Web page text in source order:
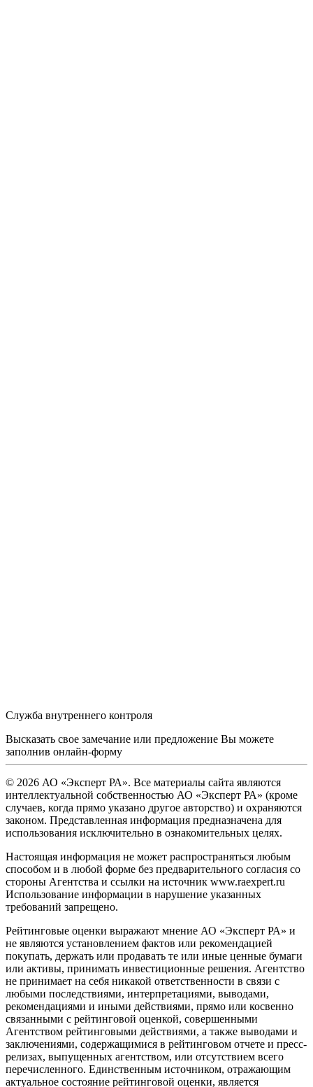
Служба внутреннего контроля
Высказать свое замечание или предложение Вы можете
заполнив онлайн-форму
© 2026 АО «Эксперт РА». Все материалы сайта являются
интеллектуальной собственностью АО «Эксперт РА» (кроме
случаев, когда прямо указано другое авторство) и охраняются
законом. Представленная информация предназначена для
использования исключительно в ознакомительных целях.
Настоящая информация не может распространяться любым
способом и в любой форме без предварительного согласия со
стороны Агентства и ссылки на источник www.raexpert.ru
Использование информации в нарушение указанных
требований запрещено.
Рейтинговые оценки выражают мнение АО «Эксперт РА» и
не являются установлением фактов или рекомендацией
покупать, держать или продавать те или иные ценные бумаги
или активы, принимать инвестиционные решения. Агентство
не принимает на себя никакой ответственности в связи с
любыми последствиями, интерпретациями, выводами,
рекомендациями и иными действиями, прямо или косвенно
связанными с рейтинговой оценкой, совершенными
Агентством рейтинговыми действиями, а также выводами и
заключениями, содержащимися в рейтинговом отчете и пресс-
релизах, выпущенных агентством, или отсутствием всего
перечисленного. Единственным источником, отражающим
актуальное состояние рейтинговой оценки, является